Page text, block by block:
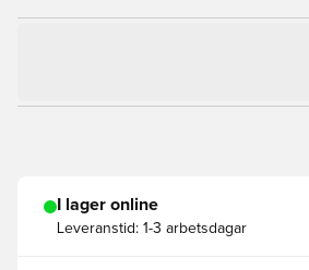
I lager online
Leveranstid: 1-3 arbetsdagar